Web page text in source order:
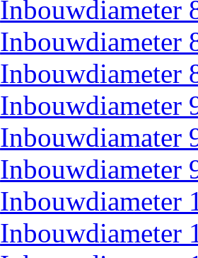
Inbouwdiameter
Inbouwdiameter
Inbouwdiameter
Inbouwdiameter
Inbouwdiamater
Inbouwdiameter
Inbouwdiameter
Inbouwdiameter